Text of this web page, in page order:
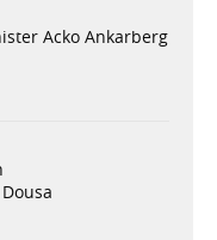
Acko Ankarberg